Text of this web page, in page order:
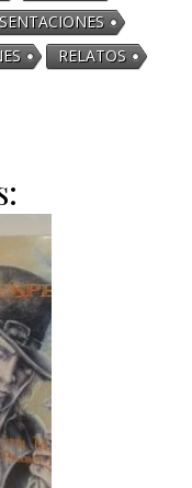
RELATOS